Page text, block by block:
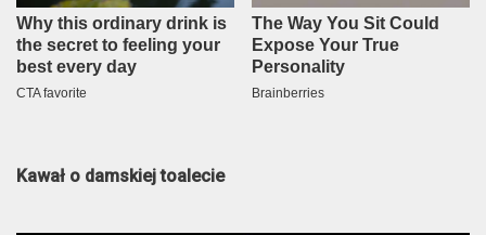
Kawał o damskiej toalecie